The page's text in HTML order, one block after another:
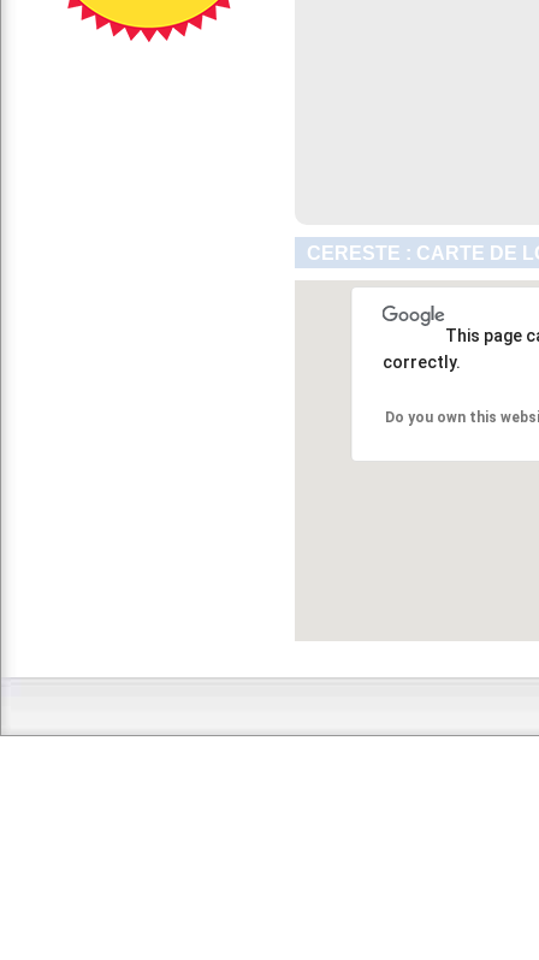
CERESTE : CARTE DE
This page
correctly.
Do you own this